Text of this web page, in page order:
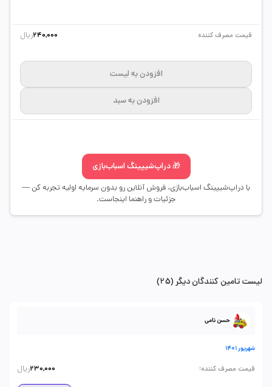
قیمت مصرف کننده 240,000ریال
افزودن به لیست
افزودن به سبد
🎁 دراپ‌شیپینگ اسباب‌بازی
با دراپ‌شیپینگ اسباب‌بازی، فروش آنلاین رو بدون سرمایه اولیه تجربه کن —
جزئیات و راهنما اینجاست.
لیست تامین کنندگان دیگر (25)
حسن نامی
شهریور 1401
قیمت مصرف کننده:
230,000ریال